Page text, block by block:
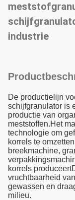
industrie
De productielijn
schijfgranulator is
productie van
meststoffen.Het
technologie om
korrels te
breekmachine,
korrels
vruchtbaarheid
gewassen en
milieu.